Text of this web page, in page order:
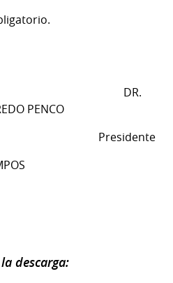
y obligatorio.
PENCO
descarga: